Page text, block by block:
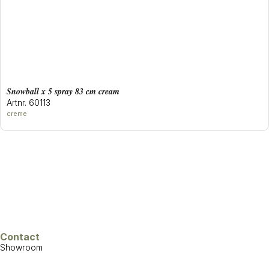
snowball x 5 spray 83 cm cream
Artnr. 60113
creme
Contact
Showroom